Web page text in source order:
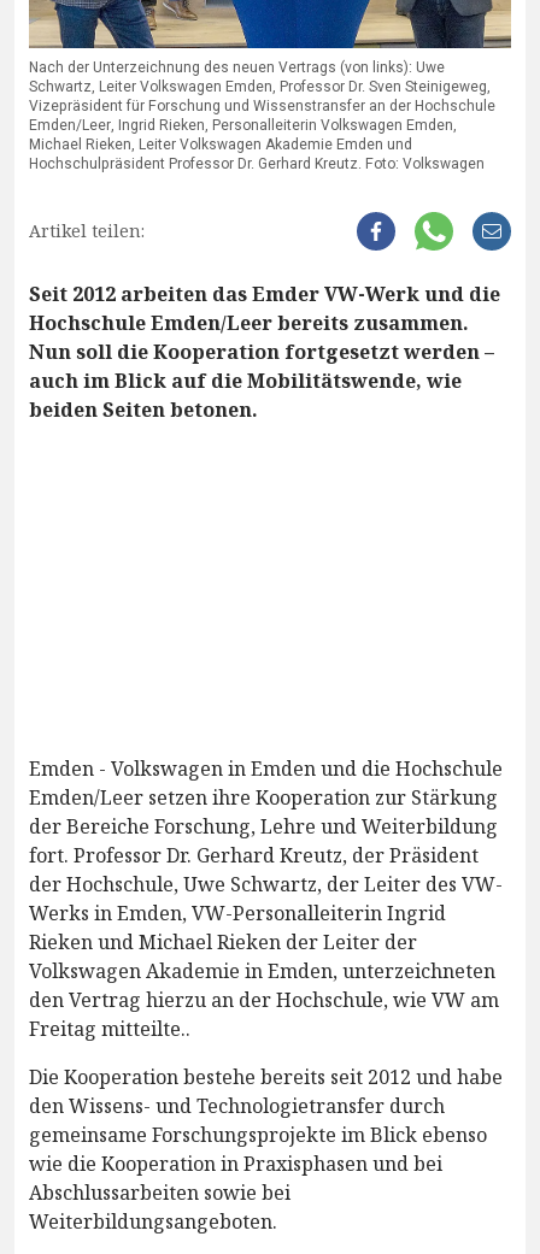
Nach der Unterzeichnung des neuen Vertrags (von links): Uwe
Schwartz, Leiter Volkswagen Emden, Professor Dr. Sven Steinigeweg,
Vizepräsident für Forschung und Wissenstransfer an der Hochschule
Emden/Leer, Ingrid Rieken, Personalleiterin Volkswagen Emden,
Michael Rieken, Leiter Volkswagen Akademie Emden und
Hochschulpräsident Professor Dr. Gerhard Kreutz. Foto: Volkswagen
Artikel teilen:
Seit 2012 arbeiten das Emder VW-Werk und die
Hochschule Emden/Leer bereits zusammen.
Nun soll die Kooperation fortgesetzt werden –
auch im Blick auf die Mobilitätswende, wie
beiden Seiten betonen.
Emden - Volkswagen in Emden und die Hochschule
Emden/Leer setzen ihre Kooperation zur Stärkung
der Bereiche Forschung, Lehre und Weiterbildung
fort. Professor Dr. Gerhard Kreutz, der Präsident
der Hochschule, Uwe Schwartz, der Leiter des VW-
Werks in Emden, VW-Personalleiterin Ingrid
Rieken und Michael Rieken der Leiter der
Volkswagen Akademie in Emden, unterzeichneten
den Vertrag hierzu an der Hochschule, wie VW am
Freitag mitteilte..
Die Kooperation bestehe bereits seit 2012 und habe
den Wissens- und Technologietransfer durch
gemeinsame Forschungsprojekte im Blick ebenso
wie die Kooperation in Praxisphasen und bei
Abschlussarbeiten sowie bei
Weiterbildungsangeboten.